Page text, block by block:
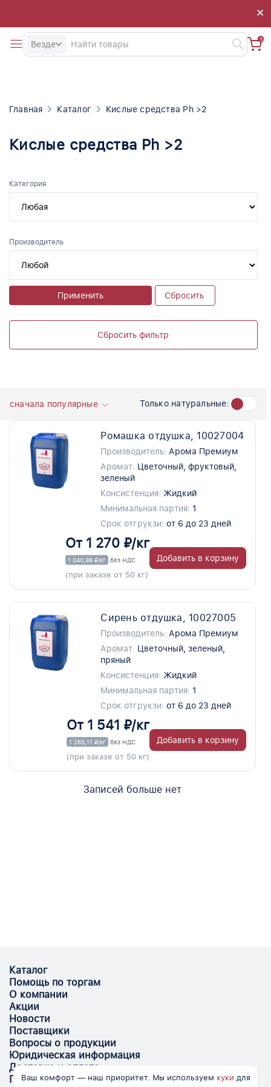
×
×
Везде
0
Главная Каталог Кислые средства Ph >2
Кислые средства Ph >2
Категория
Производитель
Применить Сбросить
Сбросить фильтр
сначала популярные Только натуральные:
Ромашка отдушка, 10027004
Производитель: Арома Премиум
Аромат: Цветочный, фруктовый,
зеленый
Консистенция: Жидкий
Минимальная партия: 1
Срок отгрукзи: от 6 до 23 дней
От 1 270 ₽/кг
1 040,98 ₽/кг без НДС
(при заказе от 50 кг)
Добавить в корзину
Сирень отдушка, 10027005
Производитель: Арома Премиум
Аромат: Цветочный, зеленый,
пряный
Консистенция: Жидкий
Минимальная партия: 1
Срок отгрукзи: от 6 до 23 дней
От 1 541 ₽/кг
1 263,11 ₽/кг без НДС
(при заказе от 50 кг)
Добавить в корзину
Записей больше нет
Каталог
Помощь по торгам
О компании
Акции
Новости
Поставщики
Вопросы о продукции
Юридическая информация
Доставка и оплата
Поставщикам
Ваш комфорт — наш приоритет. Мы используем куки для